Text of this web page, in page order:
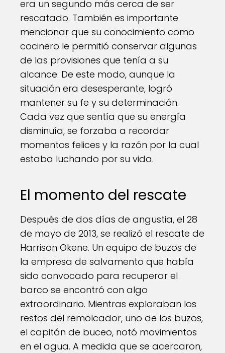
era un segundo más cerca de ser
rescatado. También es importante
mencionar que su conocimiento como
cocinero le permitió conservar algunas
de las provisiones que tenía a su
alcance. De este modo, aunque la
situación era desesperante, logró
mantener su fe y su determinación.
Cada vez que sentía que su energía
disminuía, se forzaba a recordar
momentos felices y la razón por la cual
estaba luchando por su vida.
El momento del rescate
Después de dos días de angustia, el 28
de mayo de 2013, se realizó el rescate de
Harrison Okene. Un equipo de buzos de
la empresa de salvamento que había
sido convocado para recuperar el
barco se encontró con algo
extraordinario. Mientras exploraban los
restos del remolcador, uno de los buzos,
el capitán de buceo, notó movimientos
en el agua. A medida que se acercaron,